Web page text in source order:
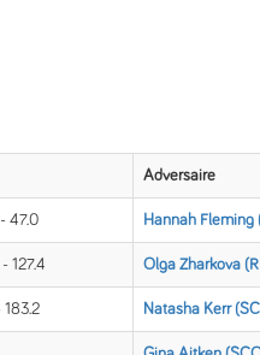
Adversaire
47.0 Hannah Fleming
127.4 Olga Zharkova
183.2 Natasha Kerr